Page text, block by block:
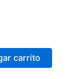
carrito